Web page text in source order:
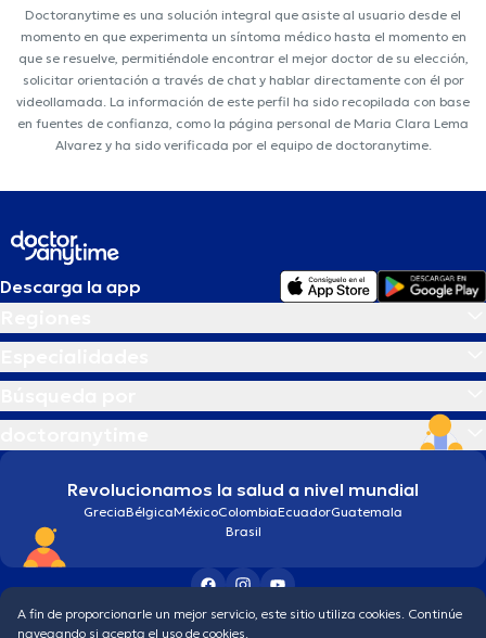
Doctoranytime es una solución integral que asiste al usuario desde el
momento en que experimenta un síntoma médico hasta el momento en
que se resuelve, permitiéndole encontrar el mejor doctor de su elección,
solicitar orientación a través de chat y hablar directamente con él por
videollamada. La información de este perfil ha sido recopilada con base
en fuentes de confianza, como la página personal de Maria Clara Lema
Alvarez y ha sido verificada por el equipo de doctoranytime.
Descarga la app
Revolucionamos la salud a nivel mundial
GreciaBélgicaMéxicoColombiaEcuadorGuatemala
Brasil
Condiciones generales
Política de protección de los datos personales
A fin de proporcionarle un mejor servicio, este sitio utiliza cookies. Continúe
navegando si acepta el uso de cookies.